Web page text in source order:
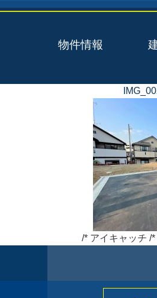
物件情報
/* アイキャッチ /